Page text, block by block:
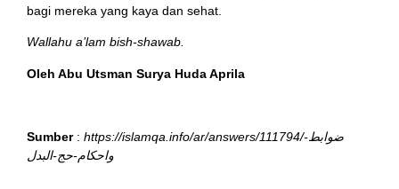
bagi mereka yang kaya dan sehat.
Wallahu a’lam bish-shawab.
Oleh Abu Utsman Surya Huda Aprila
Sumber: https://islamqa.info/ar/answers/111794/ضوابط-
واحكام-حج-البدل